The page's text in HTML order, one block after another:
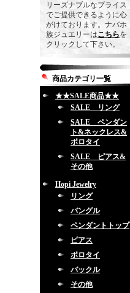
リーズナブルなプライス
でご提供できるように心
がけております。ナバホ
族ジュエリーはこちらを
クリックして下さい。
商品カテゴリ一覧
★★SALE商品★★
SALE リング
SALE ペンダン
ト&ネックレス&
ボロタイ
SALE ピアス&
その他
Hopi Jewelry
リング
バングル
ペンダントトップ
ピアス
ボロタイ
バックル
その他